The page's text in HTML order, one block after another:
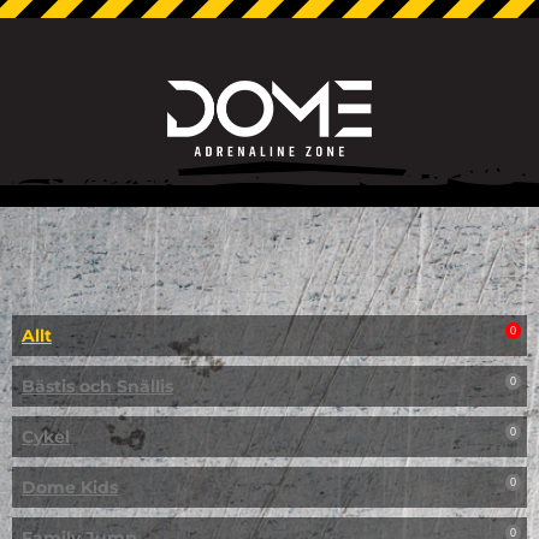
Allt 0
Bästis och Snällis 0
Cykel 0
Dome Kids 0
0